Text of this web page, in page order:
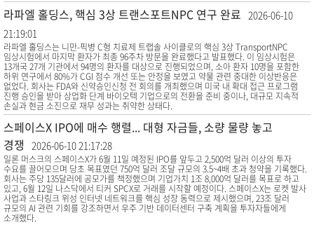
라파엘 홀딩스, 핵심 3상 트랜스포트NPC 연구 완료 2026-06-10
21:19:01
라파엘 홀딩스는 니만-픽병 C형 치료제 트랩솔 사이클로의 핵심 3상 TransportNPC
임상시험에서 마지막 환자가 최종 96주차 방문을 완료했다고 발표했다. 이 임상시험은
13개국 27개 기관에서 94명의 환자를 대상으로 진행되었으며, 소아 환자 10명을 포함한
하위 연구에서 80%가 CGI 점수 개선 또는 안정을 보였고 약물 관련 중대한 이상반응은
없었다. 회사는 FDA와 신약승인신청 전 회의를 개최했으며 미국 내 확대 접근 프로그램
진행 승인을 받아 상업화 단계 바이오텍 기업으로의 전환을 준비 중이나, 대규모 지속적
손실과 현금 소진으로 재무 성과는 취약한 상태다.
스페이스X IPO에 매수 행렬... 대형 자금들, 소량 물량 놓고
경쟁
2026-06-10 21:17:28
일론 머스크의 스페이스X가 6월 11일 예정된 IPO를 앞두고 2,500억 달러 이상의 투자
수요를 끌어모으며 당초 목표였던 750억 달러 조달 규모의 3.5~4배 초과 청약을 기록했다.
회사는 주당 135달러에 공모가를 책정했으며 기업가치 1조 8,000억 달러를 목표로 하고
있고, 6월 12일 나스닥에서 티커 SPCX로 거래를 시작할 예정이다. 스페이스X는 로켓 발사
사업과 스타링크 위성 인터넷 네트워크를 핵심 성장 동력으로 제시했으며, 23조 달러
규모의 AI 관련 기회를 강조하면서 우주 기반 데이터센터 구축 계획을 투자자들에게
소개했다.